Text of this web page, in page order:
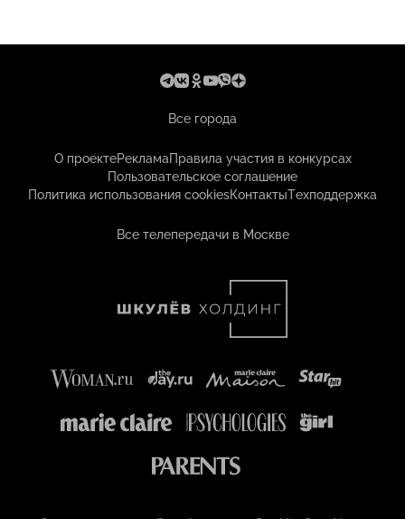
Все города
О проектеРекламаПравила участия в конкурсах
Пользовательское соглашение
Политика использования cookiesКонтактыТехподдержка
Все телепередачи в Москве